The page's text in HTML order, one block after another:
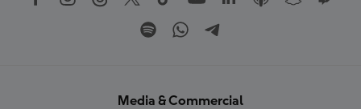
Media & Commercial